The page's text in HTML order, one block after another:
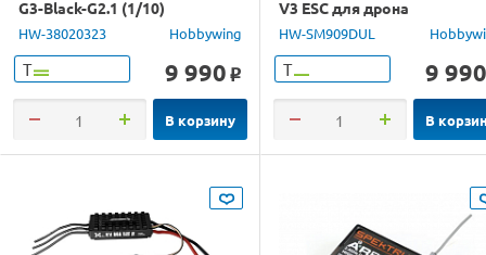
G3-Black-G2.1 (1/10)
HW-38020323 Hobbywing
Т 9 990 o
В корзину
V3 ESC для дрона
HW-SM909DUL
Т 9 990
В